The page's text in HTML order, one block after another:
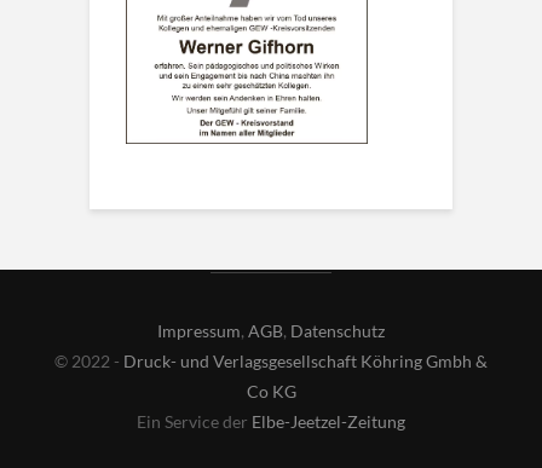
Impressum, AGB, Datenschutz
© 2022 - Druck- und Verlagsgesellschaft Köhring Gmbh &
Co KG
Ein Service der Elbe-Jeetzel-Zeitung